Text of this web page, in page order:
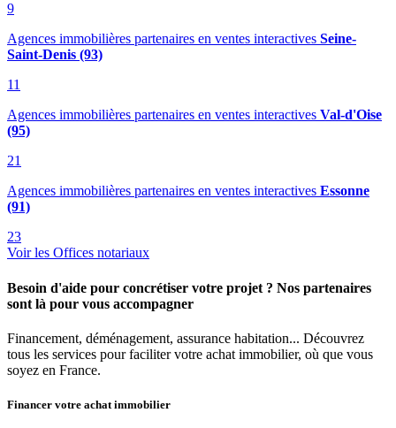
9
Agences immobilières partenaires en ventes interactives Seine-
Saint-Denis (93)
11
Agences immobilières partenaires en ventes interactives Val-d'Oise
(95)
21
Agences immobilières partenaires en ventes interactives Essonne
(91)
23
Voir les Offices notariaux
Besoin d'aide pour concrétiser votre projet ? Nos partenaires
sont là pour vous accompagner
Financement, déménagement, assurance habitation... Découvrez
tous les services pour faciliter votre achat immobilier, où que vous
soyez en France.
Financer votre achat immobilier